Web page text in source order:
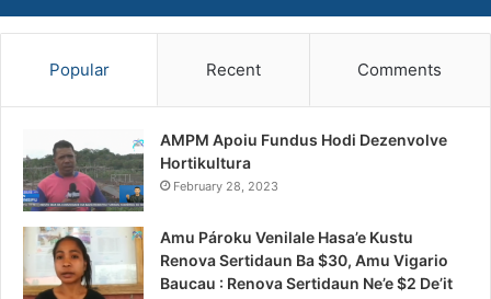
Popular Recent Comments
AMPM Apoiu Fundus Hodi Dezenvolve
Hortikultura
February 28, 2023
Amu Pároku Venilale Hasa’e Kustu
Renova Sertidaun Ba $30, Amu Vigario
Baucau : Renova Sertidaun Ne’e $2 De’it